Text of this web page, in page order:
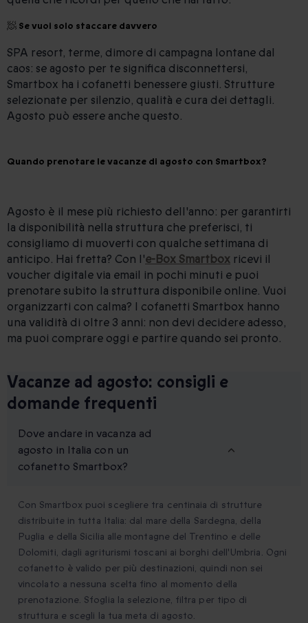
🧖 Se vuoi solo staccare davvero
SPA resort, terme, dimore di campagna lontane dal
caos: se agosto per te significa disconnettersi,
Smartbox ha i cofanetti benessere giusti. Strutture
selezionate per silenzio, qualità e cura dei dettagli.
Agosto può essere anche questo.
Quando prenotare le vacanze di agosto con Smartbox?
Agosto è il mese più richiesto dell'anno: per garantirti
la disponibilità nella struttura che preferisci, ti
consigliamo di muoverti con qualche settimana di
anticipo. Hai fretta? Con l'e-Box Smartbox ricevi il
voucher digitale via email in pochi minuti e puoi
prenotare subito la struttura disponibile online. Vuoi
organizzarti con calma? I cofanetti Smartbox hanno
una validità di oltre 3 anni: non devi decidere adesso,
ma puoi comprare oggi e partire quando sei pronto.
Vacanze ad agosto: consigli e
domande frequenti
Dove andare in vacanza ad
agosto in Italia con un
cofanetto Smartbox?
Con Smartbox puoi scegliere tra centinaia di strutture
distribuite in tutta Italia: dal mare della Sardegna, della
Puglia e della Sicilia alle montagne del Trentino e delle
Dolomiti, dagli agriturismi toscani ai borghi dell'Umbria. Ogni
cofanetto è valido per più destinazioni, quindi non sei
vincolato a nessuna scelta fino al momento della
prenotazione. Sfoglia la selezione, filtra per tipo di
struttura e scegli la tua meta di agosto.